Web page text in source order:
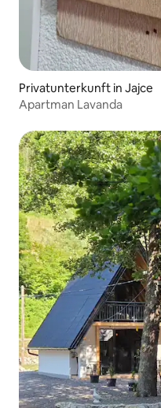
Privatunterkunft in Jajce
Apartman Lavanda